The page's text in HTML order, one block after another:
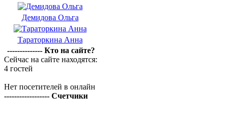
Демидова Ольга
Тараторкина Анна
-------------- Кто на сайте?
Сейчас на сайте находятся:
4 гостей
Нет посетителей в онлайн
------------------ Счетчики